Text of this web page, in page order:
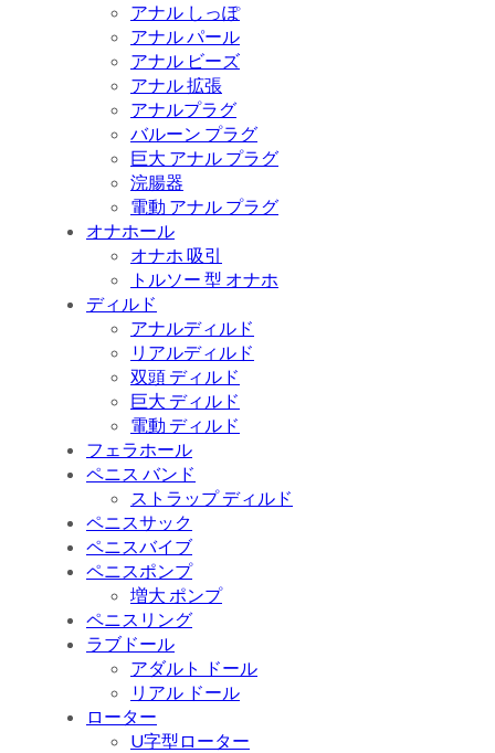
アナル しっぽ
アナル パール
アナル ビーズ
アナル 拡張
アナルプラグ
バルーン プラグ
巨大 アナル プラグ
浣腸器
電動 アナル プラグ
オナホール
オナホ 吸引
トルソー 型 オナホ
ディルド
アナルディルド
リアルディルド
双頭 ディルド
巨大 ディルド
電動 ディルド
フェラホール
ペニス バンド
ストラップ ディルド
ペニスサック
ペニスバイブ
ペニスポンプ
増大 ポンプ
ペニスリング
ラブドール
アダルト ドール
リアル ドール
ローター
U字型ローター